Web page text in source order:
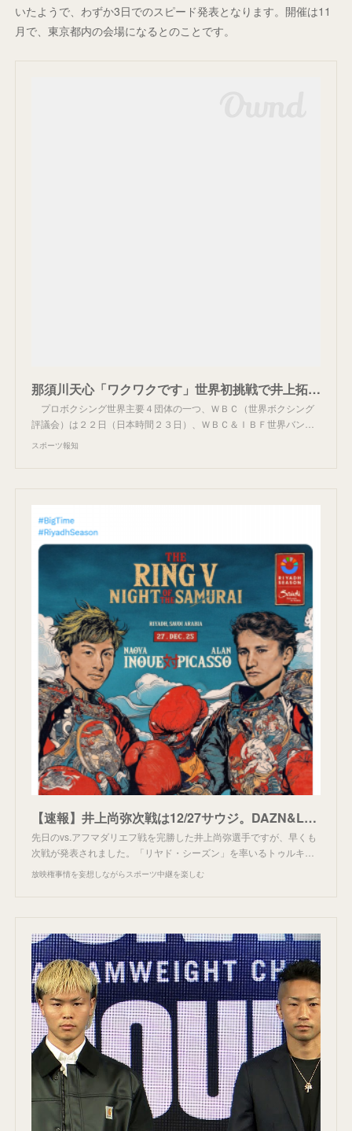
いたようで、わずか3日でのスピード発表となります。開催は11
月で、東京都内の会場になるとのことです。
那須川天心「ワクワクです」世界初挑戦で井上拓真と対戦へ ＷＢＣがバンタム級王座決定戦の交渉指示 １１月東京開催が有力 - スポーツ報知
プロボクシング世界主要４団体の一つ、ＷＢＣ（世界ボクシング
評議会）は２２日（日本時間２３日）、ＷＢＣ＆ＩＢＦ世界バン…
スポーツ報知
【速報】井上尚弥次戦は12/27サウジ。DAZN&Leminoで配信
先日のvs.アフマダリエフ戦を完勝した井上尚弥選手ですが、早くも
次戦が発表されました。「リヤド・シーズン」を率いるトゥルキ…
放映権事情を妄想しながらスポーツ中継を楽しむ